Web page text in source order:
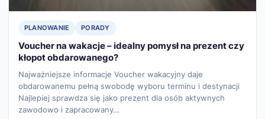
PLANOWANIE PORADY
Voucher na wakacje – idealny pomysł na prezent czy
kłopot obdarowanego?
Najważniejsze informacje Voucher wakacyjny daje
obdarowanemu pełną swobodę wyboru terminu i destynacji
Najlepiej sprawdza się jako prezent dla osób aktywnych
zawodowo i zapracowany…